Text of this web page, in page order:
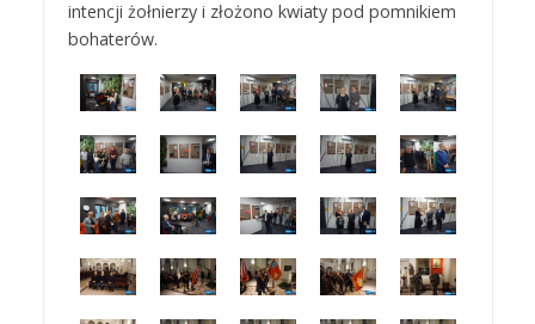
intencji żołnierzy i złożono kwiaty pod pomnikiem
bohaterów.